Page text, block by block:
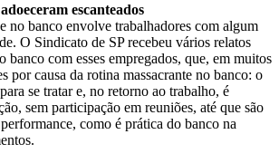
escanteados
no banco envolve trabalhadores com algum
O Sindicato de SP recebeu vários relatos
banco com esses empregados, que, em muitos
por causa da rotina massacrante no banco: o
se tratar e, no retorno ao trabalho, é
sem participação em reuniões, até que são
como é prática do banco na